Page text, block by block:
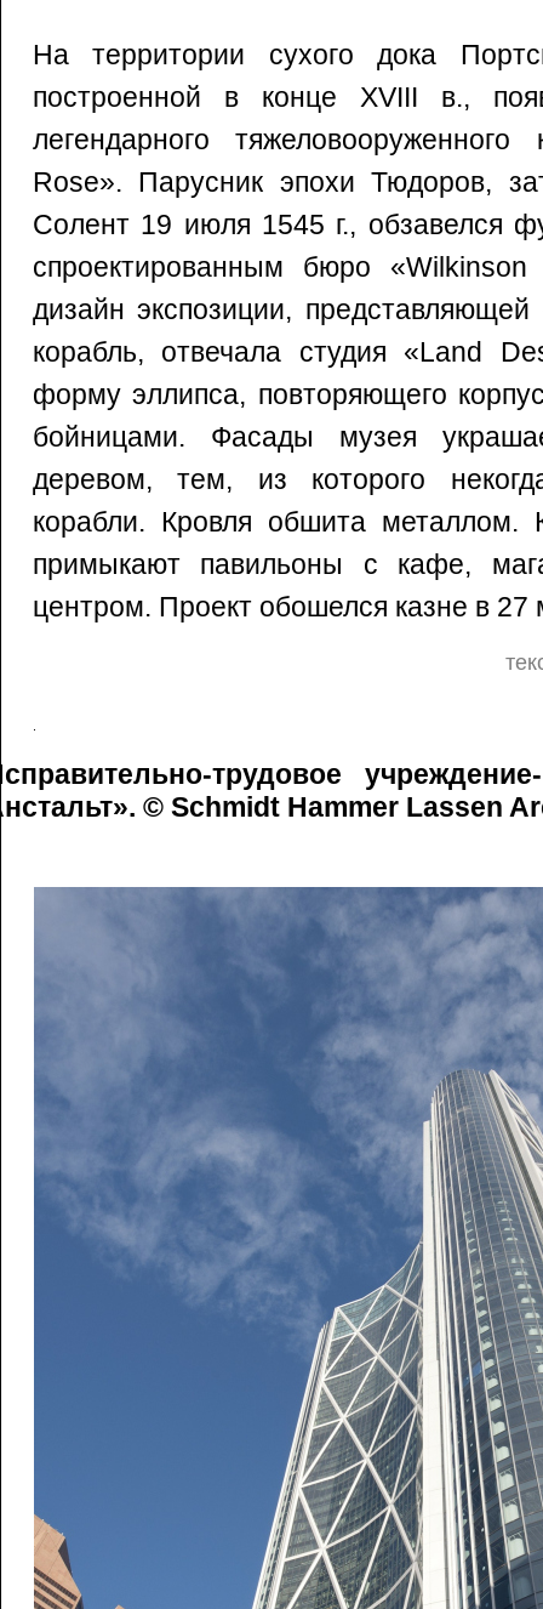
На территории сухого дока
построенной в конце XVIII в.,
легендарного
Rose». Парусник эпохи Тюдоров,
Солент 19 июля 1545 г., обзавелся
спроектированным бюро
дизайн экспозиции,
корабль, отвечала студия «Land
форму эллипса, повторяющего
бойницами. Фасады музея
деревом, тем, из которого
корабли. Кровля обшита металлом.
примыкают павильоны с кафе,
центром. Проект обошелся казне в
трудовое
© Schmidt Hammer Lassen